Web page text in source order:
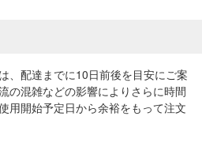
、配達までに10日前後を目安にご案
の混雑などの影響によりさらに時間
用開始予定日から余裕をもって注文